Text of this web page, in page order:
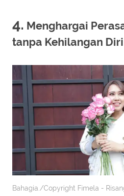
4. Menghargai
tanpa Kehilangan
Bahagia./Copyright Fimela -